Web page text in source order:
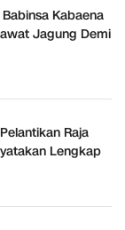
Kabaena
Jagung Demi
Raja
Lengkap